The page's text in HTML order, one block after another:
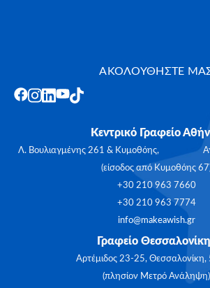
ΑΚΟΛΟΥΘΗΣΤΕ
Κεντρικό Γραφείο
Λ. Βουλιαγμένης 261 & Κυμοθόης, Αγ.
(είσοδος από Κυμοθόης
+30 210 963 7660
+30 210 963 7774
info@makeawish.gr
Γραφείο
Αρτέμιδος 23-25,
(πλησίον Μετρό Ανάληψη)